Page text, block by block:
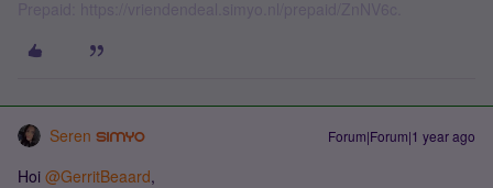
Seren Forum|Forum|1 year ago
Hoi ​ @GerritBeaard,